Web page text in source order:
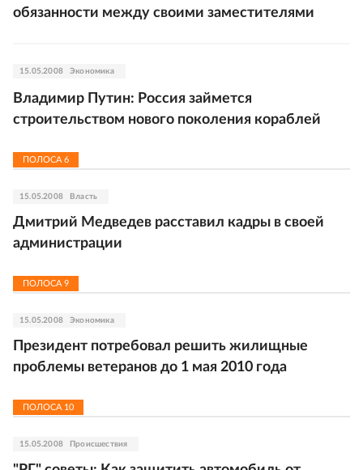
обязанности между своими заместителями
15.05.2008 Экономика
Владимир Путин: Россия займется
строительством нового поколения кораблей
ПОЛОСА 6
15.05.2008 Власть
Дмитрий Медведев расставил кадры в своей
администрации
ПОЛОСА 9
15.05.2008 Экономика
Президент потребовал решить жилищные
проблемы ветеранов до 1 мая 2010 года
ПОЛОСА 10
15.05.2008 Происшествия